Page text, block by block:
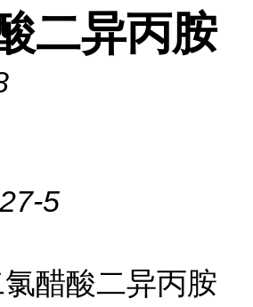
二异丙胺
5
醋酸二异丙胺